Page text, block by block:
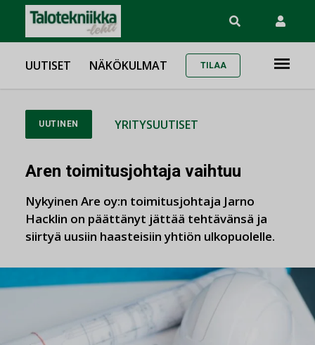
UUTISET NÄKÖKULMAT TILAA
UUTINEN YRITYSUUTISET
Aren toimitusjohtaja vaihtuu
Nykyinen Are oy:n toimitusjohtaja Jarno
Hacklin on päättänyt jättää tehtävänsä ja
siirtyä uusiin haasteisiin yhtiön ulkopuolelle.